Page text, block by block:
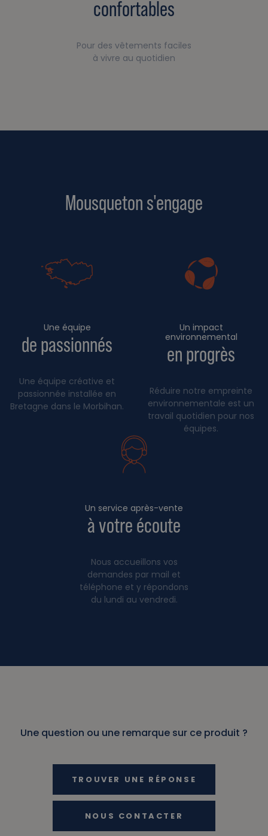
confortables
Pour des vêtements faciles
à vivre au quotidien
Mousqueton s'engage
Une équipe
de passionnés
Une équipe créative et
passionnée installée en
Bretagne dans le Morbihan.
Un impact
environnemental
en progrès
Réduire notre empreinte
environnementale est un
travail quotidien pour nos
équipes.
Un service après-vente
à votre écoute
Nous accueillons vos
demandes par mail et
téléphone et y répondons
du lundi au vendredi.
Une question ou une remarque sur ce produit ?
TROUVER UNE RÉPONSE
NOUS CONTACTER